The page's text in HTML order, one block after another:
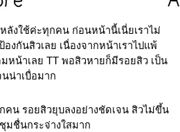
งใช้ค่ะทุกคน ก่อนหน้านี้เนี่ยเราไม่
งกันสิวเลย เนื่องจากหน้าเราไปแพ้
หน้าเลย TT พอสิวหายก็มีรอยสิว เป็น
น่าเบื่อมาก
น รอยสิวยุบลงอย่างชัดเจน สิวไม่ขึ้น
มชื่นกระจ่างใสมาก